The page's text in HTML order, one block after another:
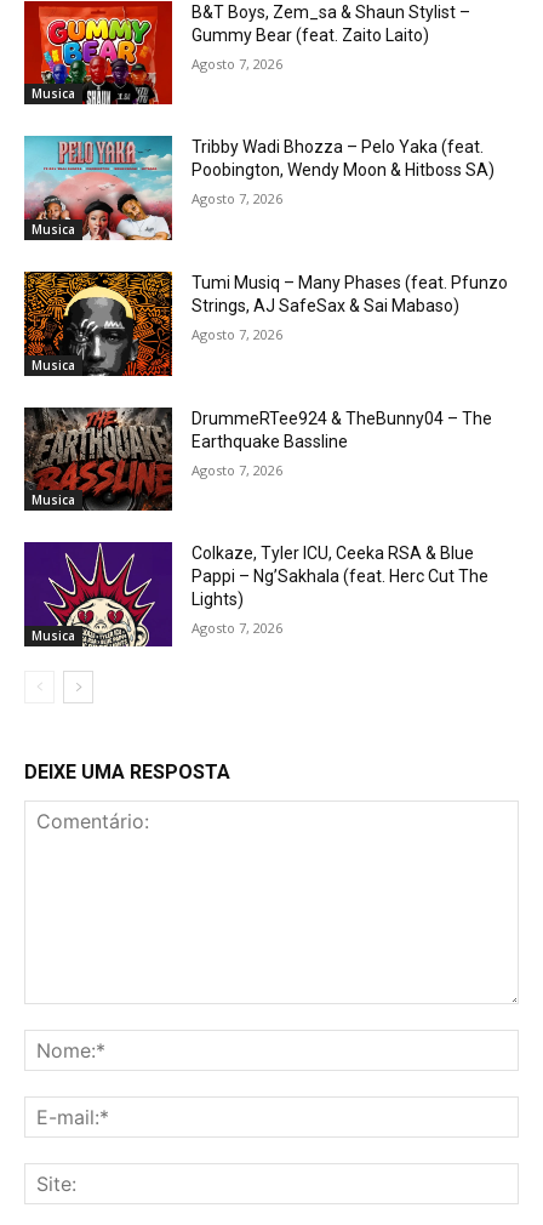
Musica
B&T Boys, Zem_sa & Shaun Stylist –
Gummy Bear (feat. Zaito Laito)
Agosto 7, 2026
Musica
Tribby Wadi Bhozza – Pelo Yaka (feat.
Poobington, Wendy Moon & Hitboss SA)
Agosto 7, 2026
Musica
Tumi Musiq – Many Phases (feat. Pfunzo
Strings, AJ SafeSax & Sai Mabaso)
Agosto 7, 2026
Musica
DrummeRTee924 & TheBunny04 – The
Earthquake Bassline
Agosto 7, 2026
Musica
Colkaze, Tyler ICU, Ceeka RSA & Blue
Pappi – Ng’Sakhala (feat. Herc Cut The
Lights)
Agosto 7, 2026
DEIXE UMA RESPOSTA